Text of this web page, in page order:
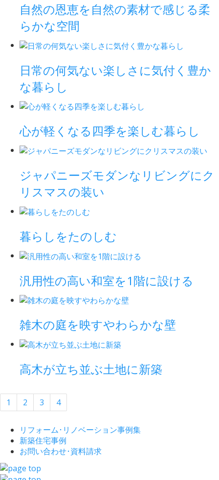
自然の恩恵を自然の素材で感じる柔
らかな空間
日常の何気ない楽しさに気付く豊か
な暮らし
心が軽くなる四季を楽しむ暮らし
ジャパニーズモダンなリビングにク
リスマスの装い
暮らしをたのしむ
汎用性の高い和室を1階に設ける
雑木の庭を映すやわらかな壁
高木が立ち並ぶ土地に新築
1 2 3 4
リフォーム･ リノベーション事例集
新築住宅事例
お問い合わせ･資料請求